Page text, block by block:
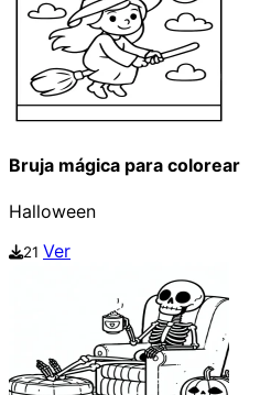
Bruja mágica para colorear
Halloween
21 Ver